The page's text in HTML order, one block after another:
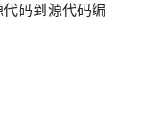
码到源代码编